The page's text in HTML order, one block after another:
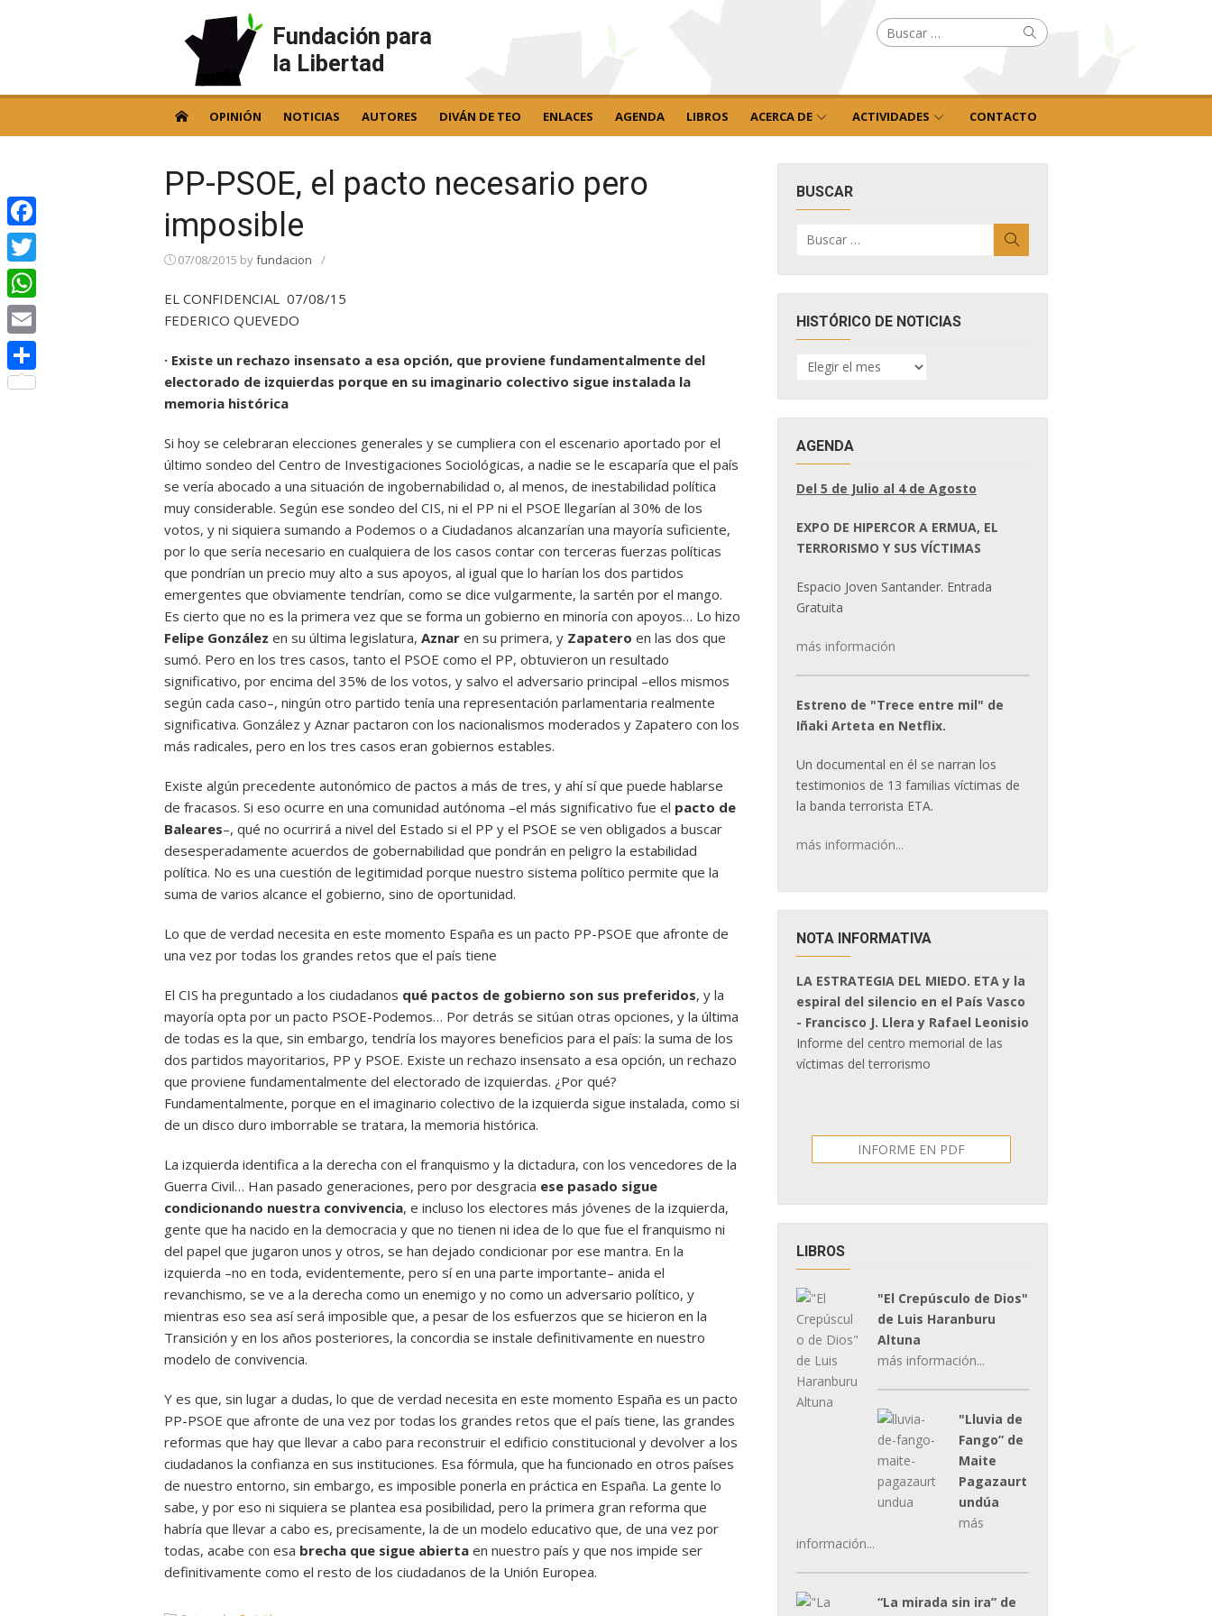
Fundación para
la Libertad
Buscar
por: Buscar
OPINIÓN NOTICIAS AUTORES DIVÁN DE TEO ENLACES AGENDA LIBROS ACERCA DE ACTIVIDADES CONTACTO
PP-PSOE, el pacto necesario pero
imposible
07/08/2015 byfundacion /
EL CONFIDENCIAL 07/08/15
FEDERICO QUEVEDO
· Existe un rechazo insensato a esa opción, que proviene fundamentalmente del
electorado de izquierdas porque en su imaginario colectivo sigue instalada la
memoria histórica
Si hoy se celebraran elecciones generales y se cumpliera con el escenario aportado por el
último sondeo del Centro de Investigaciones Sociológicas, a nadie se le escaparía que el país
se vería abocado a una situación de ingobernabilidad o, al menos, de inestabilidad política
muy considerable. Según ese sondeo del CIS, ni el PP ni el PSOE llegarían al 30% de los
votos, y ni siquiera sumando a Podemos o a Ciudadanos alcanzarían una mayoría suficiente,
por lo que sería necesario en cualquiera de los casos contar con terceras fuerzas políticas
que pondrían un precio muy alto a sus apoyos, al igual que lo harían los dos partidos
emergentes que obviamente tendrían, como se dice vulgarmente, la sartén por el mango.
Es cierto que no es la primera vez que se forma un gobierno en minoría con apoyos… Lo hizo
Felipe González en su última legislatura, Aznar en su primera, y Zapatero en las dos que
sumó. Pero en los tres casos, tanto el PSOE como el PP, obtuvieron un resultado
significativo, por encima del 35% de los votos, y salvo el adversario principal –ellos mismos
según cada caso–, ningún otro partido tenía una representación parlamentaria realmente
significativa. González y Aznar pactaron con los nacionalismos moderados y Zapatero con los
más radicales, pero en los tres casos eran gobiernos estables.
Existe algún precedente autonómico de pactos a más de tres, y ahí sí que puede hablarse
de fracasos. Si eso ocurre en una comunidad autónoma –el más significativo fue el pacto de
Baleares–, qué no ocurrirá a nivel del Estado si el PP y el PSOE se ven obligados a buscar
desesperadamente acuerdos de gobernabilidad que pondrán en peligro la estabilidad
política. No es una cuestión de legitimidad porque nuestro sistema político permite que la
suma de varios alcance el gobierno, sino de oportunidad.
Lo que de verdad necesita en este momento España es un pacto PP-PSOE que afronte de
una vez por todas los grandes retos que el país tiene
El CIS ha preguntado a los ciudadanos qué pactos de gobierno son sus preferidos, y la
mayoría opta por un pacto PSOE-Podemos… Por detrás se sitúan otras opciones, y la última
de todas es la que, sin embargo, tendría los mayores beneficios para el país: la suma de los
dos partidos mayoritarios, PP y PSOE. Existe un rechazo insensato a esa opción, un rechazo
que proviene fundamentalmente del electorado de izquierdas. ¿Por qué?
Fundamentalmente, porque en el imaginario colectivo de la izquierda sigue instalada, como si
de un disco duro imborrable se tratara, la memoria histórica.
La izquierda identifica a la derecha con el franquismo y la dictadura, con los vencedores de la
Guerra Civil… Han pasado generaciones, pero por desgracia ese pasado sigue
condicionando nuestra convivencia, e incluso los electores más jóvenes de la izquierda,
gente que ha nacido en la democracia y que no tienen ni idea de lo que fue el franquismo ni
del papel que jugaron unos y otros, se han dejado condicionar por ese mantra. En la
izquierda –no en toda, evidentemente, pero sí en una parte importante– anida el
revanchismo, se ve a la derecha como un enemigo y no como un adversario político, y
mientras eso sea así será imposible que, a pesar de los esfuerzos que se hicieron en la
Transición y en los años posteriores, la concordia se instale definitivamente en nuestro
modelo de convivencia.
Y es que, sin lugar a dudas, lo que de verdad necesita en este momento España es un pacto
PP-PSOE que afronte de una vez por todas los grandes retos que el país tiene, las grandes
reformas que hay que llevar a cabo para reconstruir el edificio constitucional y devolver a los
ciudadanos la confianza en sus instituciones. Esa fórmula, que ha funcionado en otros países
de nuestro entorno, sin embargo, es imposible ponerla en práctica en España. La gente lo
sabe, y por eso ni siquiera se plantea esa posibilidad, pero la primera gran reforma que
habría que llevar a cabo es, precisamente, la de un modelo educativo que, de una vez por
todas, acabe con esa brecha que sigue abierta en nuestro país y que nos impide ser
definitivamente como el resto de los ciudadanos de la Unión Europea.
BUSCAR
por:
HISTÓRICO DE NOTICIAS
HISTÓRICO
DE
AGENDA
Del 5 de Julio al 4 de Agosto
EXPO DE HIPERCOR A ERMUA, EL
TERRORISMO Y SUS VÍCTIMAS
Espacio Joven Santander. Entrada
Gratuita
más información
Estreno de "Trece entre mil" de
Iñaki Arteta en Netflix.
Un documental en él se narran los
testimonios de 13 familias víctimas de
la banda terrorista ETA.
más información...
NOTA INFORMATIVA
LA ESTRATEGIA DEL MIEDO. ETA y la
espiral del silencio en el País Vasco
- Francisco J. Llera y Rafael Leonisio
Informe del centro memorial de las
víctimas del terrorismo
INFORME EN PDF
LIBROS
"El Crepúsculo de Dios"
de Luis Haranburu
Altuna
más información...
"Lluvia de
Fango” de
Maite
Pagazaurt
undúa
más
información...
“La mirada sin ira” de
Facebook
Twitter
WhatsApp
Email
Compartir